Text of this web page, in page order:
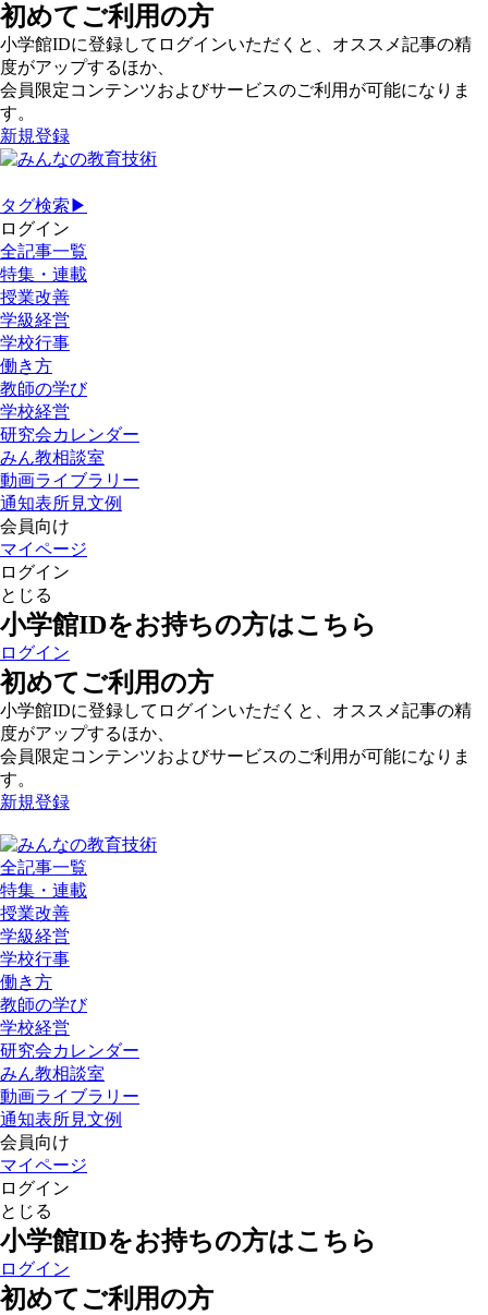
初めてご利用の方
小学館IDに登録してログインいただくと、オススメ記事の精
度がアップするほか、
会員限定コンテンツおよびサービスのご利用が可能になりま
す。
新規登録
タグ検索▶
ログイン
全記事一覧
特集・連載
授業改善
学級経営
学校行事
働き方
教師の学び
学校経営
研究会カレンダー
みん教相談室
動画ライブラリー
通知表所見文例
会員向け
マイページ
ログイン
とじる
小学館IDをお持ちの方はこちら
ログイン
初めてご利用の方
小学館IDに登録してログインいただくと、オススメ記事の精
度がアップするほか、
会員限定コンテンツおよびサービスのご利用が可能になりま
す。
新規登録
全記事一覧
特集・連載
授業改善
学級経営
学校行事
働き方
教師の学び
学校経営
研究会カレンダー
みん教相談室
動画ライブラリー
通知表所見文例
会員向け
マイページ
ログイン
とじる
小学館IDをお持ちの方はこちら
ログイン
初めてご利用の方